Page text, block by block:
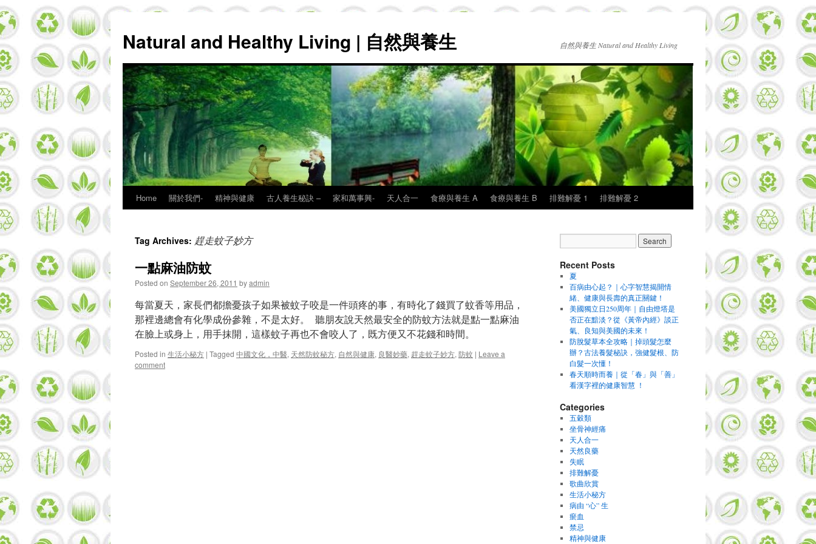
Natural and Healthy Living | 自然與養生 自然與養生 Natural and Healthy Living
Skip
content
Home 關於我們- 精神與健康 古人養生秘訣 – 家和萬事興- 天人合一 食療與養生 A 食療與養生 B 排難解憂 1 排難解憂 2
Tag Archives: 趕走蚊子妙方
一點麻油防蚊
Posted on September 26, 2011 byadmin
每當夏天，家長們都擔憂孩子如果被蚊子咬是一件頭疼的事，有時化了錢買了蚊香等用品，
那裡邊總會有化學成份參雜，不是太好。 聽朋友說天然最安全的防蚊方法就是點一點麻油
在臉上或身上，用手抹開，這樣蚊子再也不會咬人了，既方便又不花錢和時間。
Posted in 生活小秘方 | Tagged 中國文化，中醫, 天然防蚊秘方, 自然與健康, 良醫妙藥, 趕走蚊子妙方, 防蚊 | Leave a
comment
Recent Posts
夏
百病由心起？｜心字智慧揭開情
緒、健康與長壽的真正關鍵！
美國獨立日250周年｜自由燈塔是
否正在黯淡？從《黃帝內經》談正
氣、良知與美國的未來！
防脫髮草本全攻略｜掉頭髮怎麼
辦？古法養髮秘訣，強健髮根、防
白髮一次懂！
春天順時而養｜從「春」與「善」
看漢字裡的健康智慧 ！
Categories
五穀類
坐骨神經痛
天人合一
天然良藥
失眠
排難解憂
歌曲欣賞
生活小秘方
病由 “心” 生
瘀血
禁忌
精神與健康